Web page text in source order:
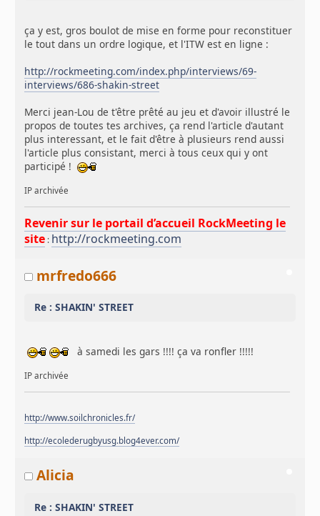
ça y est, gros boulot de mise en forme pour reconstituer
le tout dans un ordre logique, et l'ITW est en ligne :
http://rockmeeting.com/index.php/interviews/69-
interviews/686-shakin-street
Merci jean-Lou de t'être prêté au jeu et d'avoir illustré le
propos de toutes tes archives, ça rend l'article d'autant
plus interessant, et le fait d'être à plusieurs rend aussi
l'article plus consistant, merci à tous ceux qui y ont
participé !
IP archivée
Revenir sur le portail d’accueil RockMeeting le
site : http://rockmeeting.com
mrfredo666
Re : SHAKIN' STREET
à samedi les gars !!!! ça va ronfler !!!!!
IP archivée
http://www.soilchronicles.fr/
http://ecolederugbyusg.blog4ever.com/
Alicia
Re : SHAKIN' STREET